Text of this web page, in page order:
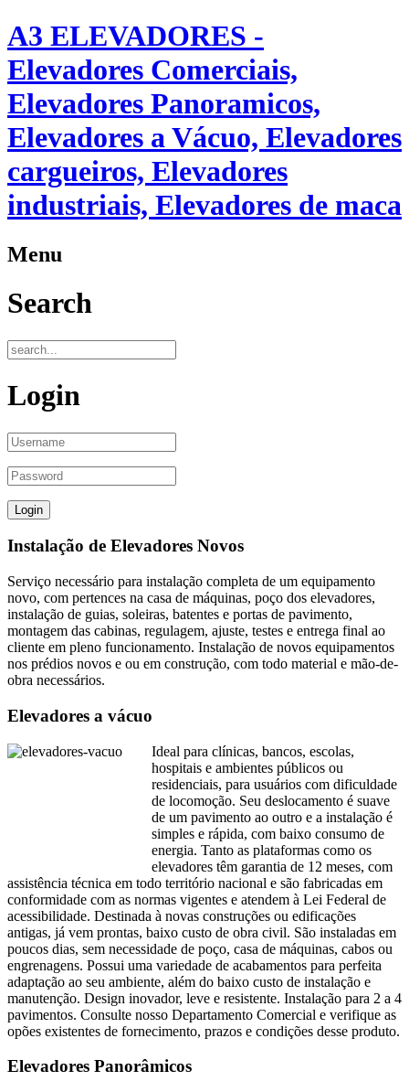
A3 ELEVADORES -
Elevadores Comerciais,
Elevadores Panoramicos,
Elevadores a Vácuo, Elevadores
cargueiros, Elevadores
industriais, Elevadores de maca
Menu
Search
Login
Instalação de Elevadores Novos
Serviço necessário para instalação completa de um equipamento
novo, com pertences na casa de máquinas, poço dos elevadores,
instalação de guias, soleiras, batentes e portas de pavimento,
montagem das cabinas, regulagem, ajuste, testes e entrega final ao
cliente em pleno funcionamento. Instalação de novos equipamentos
nos prédios novos e ou em construção, com todo material e mão-de-
obra necessários.
Elevadores a vácuo
Ideal para clínicas, bancos, escolas,
hospitais e ambientes públicos ou
residenciais, para usuários com dificuldade
de locomoção. Seu deslocamento é suave
de um pavimento ao outro e a instalação é
simples e rápida, com baixo consumo de
energia. Tanto as plataformas como os
elevadores têm garantia de 12 meses, com
assistência técnica em todo território nacional e são fabricadas em
conformidade com as normas vigentes e atendem à Lei Federal de
acessibilidade. Destinada à novas construções ou edificações
antigas, já vem prontas, baixo custo de obra civil. São instaladas em
poucos dias, sem necessidade de poço, casa de máquinas, cabos ou
engrenagens. Possui uma variedade de acabamentos para perfeita
adaptação ao seu ambiente, além do baixo custo de instalação e
manutenção. Design inovador, leve e resistente. Instalação para 2 a 4
pavimentos. Consulte nosso Departamento Comercial e verifique as
opões existentes de fornecimento, prazos e condições desse produto.
Elevadores Panorâmicos